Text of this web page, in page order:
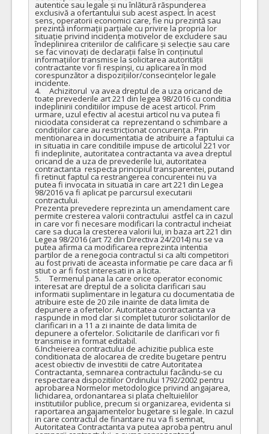
autentice sau legale și nu înlătură răspunderea
exclusivă a ofertantului sub acest aspect. În acest
sens, operatorii economici care, fie nu prezintă sau
prezintă informații parțiale cu privire la propria lor
situație privind incidența motivelor de excludere sau
îndeplinirea criteriilor de calificare și selecție sau care
se fac vinovați de declarații false în conținutul
informațiilor transmise la solicitarea autorității
contractante vor fi respinși, cu aplicarea în mod
corespunzător a dispozițiilor/consecințelor legale
incidente.
4.	Achizitorul  va avea dreptul de a uza oricand de
toate prevederile art 221 din legea 98/2016 cu conditia
indeplinirii conditiilor impuse de acest articol. Prim
urmare, uzul efectiv al acestui articol nu va putea fi
niciodata considerat ca  reprezentand o schimbare a
condițiilor care au restricționat concurența. Prin
mentionarea in documentatia de atribuire a faptului ca
in situatia in care conditiile impuse de articolul 221 vor
fi indeplinite, autoritatea contractanta va avea dreptul
oricand de a uza de prevederile lui, autoritatea
contractanta  respecta principiul transparentei, putand
fi retinut faptul ca restrangerea concurentei nu va
putea fi invocata in situatia in care art 221 din Legea
98/2016 va fi aplicat pe parcursul executarii
contractului.
Prezenta prevedere reprezinta un amendament care
permite cresterea valorii contractului  astfel ca in cazul
in care vor fi necesare modificari la contractul incheiat
care sa duca la cresterea valorii lui, in baza art 221 din
Legea 98/2016 (art 72 din Directiva 24/2014) nu se va
putea afirma ca modificarea reprezinta intentia
partilor de a renegocia contractul si ca alti competitori
au fost privati de aceasta informatie pe care daca ar fi
stiut o ar fi fost interesati in a licita.
5.	Termenul pana la care orice operator economic
interesat are dreptul de a solicita clarificari sau
informatii suplimentare in legatura cu documentatia de
atribuire este de 20 zile inainte de data limita de
depunere a ofertelor. Autoritatea contractanta va
raspunde in mod clar si complet tuturor solicitarilor de
clarificari in a 11 a zi inainte de data limita de
depunere a ofertelor. Solicitarile de clarificari vor fi
transmise in format editabil.
6.Incheierea contractului de achizitie publica este
conditionata de alocarea de credite bugetare pentru
acest obiectiv de investitii de catre Autoritatea
Contractanta, semnarea contractului facându-se cu
respectarea dispozitiilor Ordinului 1792/2002 pentru
aprobarea Normelor metodologice privind angajarea,
lichidarea, ordonantarea si plata cheltuielilor
institutiilor publice, precum si organizarea, evidenta si
raportarea angajamentelor bugetare si legale. In cazul
in care contractul de finantare nu va fi semnat,
Autoritatea Contractanta va putea aproba pentru anul